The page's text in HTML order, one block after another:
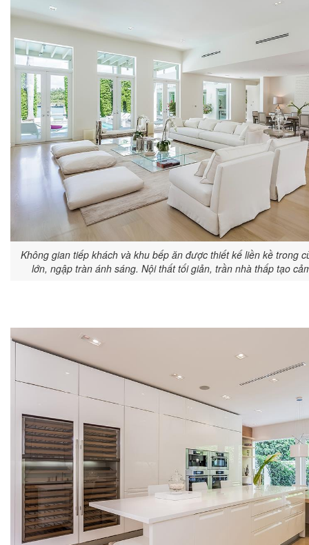
Không gian tiếp khách và khu bếp ăn được thiết kế liền kề trong
lớn, ngập tràn ánh sáng. Nội thất tối giản, trần nhà thấp tạo